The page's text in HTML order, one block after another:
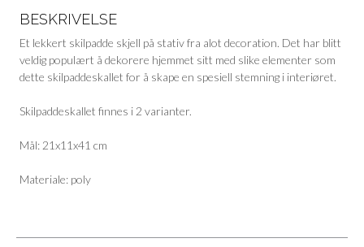
BESKRIVELSE
Et lekkert skilpadde skjell på stativ fra alot decoration. Det har blitt
veldig populært å dekorere hjemmet sitt med slike elementer som
dette skilpaddeskallet for å skape en spesiell stemning i interiøret.
Skilpaddeskallet finnes i 2 varianter.
Mål: 21x11x41 cm
Materiale: poly